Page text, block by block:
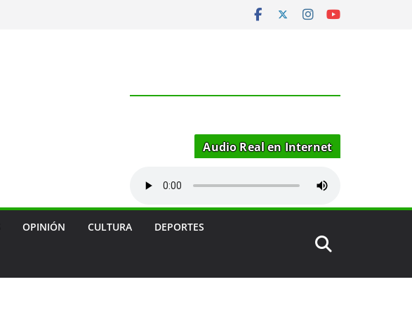
Audio Real en Internet
OPINIÓN CULTURA DEPORTES